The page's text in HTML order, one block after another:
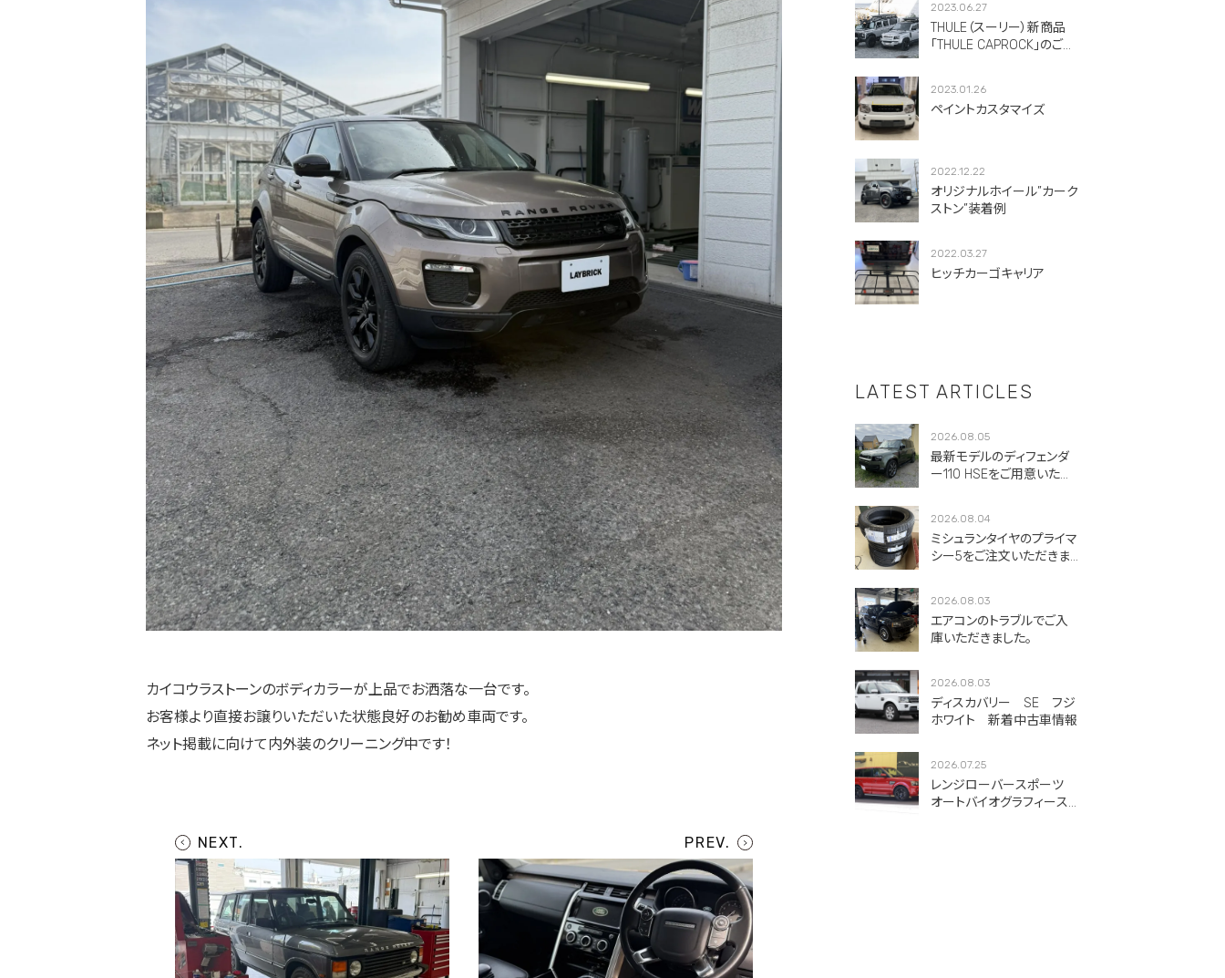
カイコウラストーンのボディカラーが上品でお洒落な一台です。
お客様より直接お譲りいただいた状態良好のお勧め車両です。
ネット掲載に向けて内外装のクリーニング中です！
2023.06.27
THULE（スーリー）新商品
「THULE CAPROCK」のご紹
2023.01.26
ペイントカスタマイズ
2022.12.22
オリジナルホイール”カーク
ストン”装着例
2022.03.27
ヒッチカーゴキャリア
LATEST ARTICLES
2026.08.05
最新モデルのディフェンダ
ー110 HSEをご用意いただ
2026.08.04
ミシュランタイヤのプライマ
シー5をご注文いただきま
2026.08.03
エアコンのトラブルでご入
庫いただきました。
2026.08.03
ディスカバリー SE フジ
ホワイト 新着中古車情報
2026.07.25
レンジローバースポーツ
オートバイオグラフィース